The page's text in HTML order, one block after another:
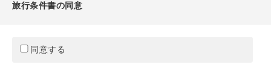
旅行条件書の同意
同意する